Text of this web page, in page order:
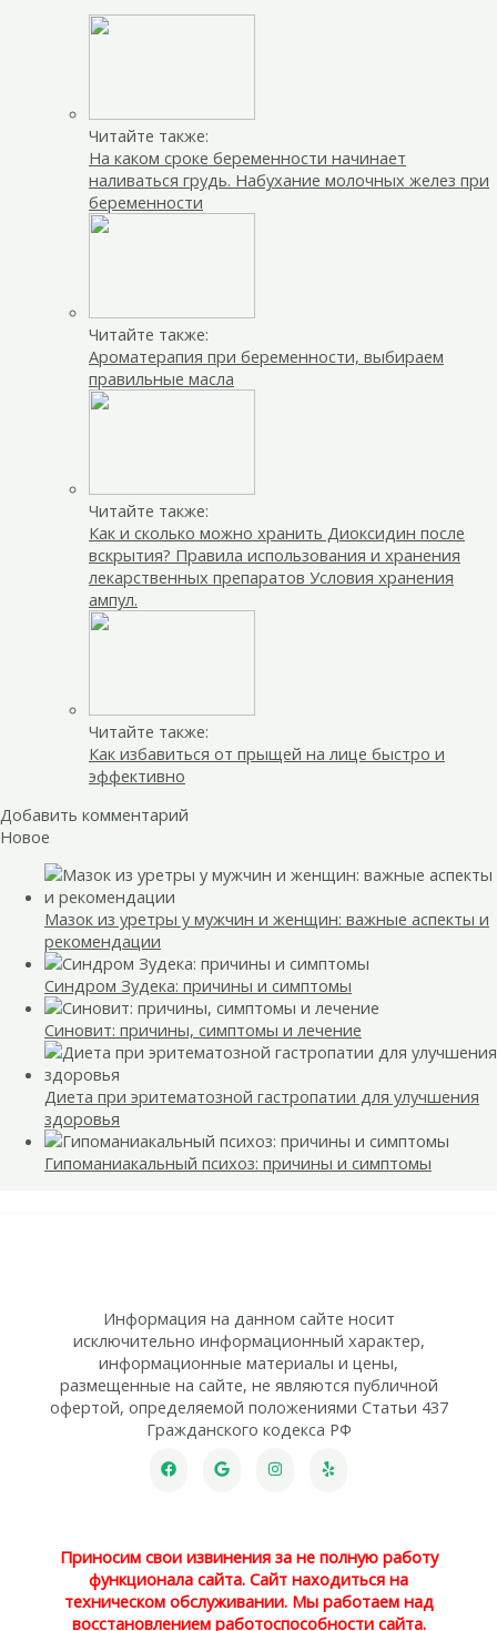
Читайте также:
На каком сроке беременности начинает
наливаться грудь. Набухание молочных желез при
беременности
Читайте также:
Ароматерапия при беременности, выбираем
правильные масла
Читайте также:
Как и сколько можно хранить Диоксидин после
вскрытия? Правила использования и хранения
лекарственных препаратов Условия хранения
ампул.
Читайте также:
Как избавиться от прыщей на лице быстро и
эффективно
Добавить комментарий
Новое
Мазок из уретры у мужчин и женщин: важные аспекты и
рекомендации
Синдром Зудека: причины и симптомы
Синовит: причины, симптомы и лечение
Диета при эритематозной гастропатии для улучшения
здоровья
Гипоманиакальный психоз: причины и симптомы
Информация на данном сайте носит
исключительно информационный характер,
информационные материалы и цены,
размещенные на сайте, не являются публичной
офертой, определяемой положениями Статьи 437
Гражданского кодекса РФ
Приносим свои извинения за не полную работу
функционала сайта. Сайт находиться на
техническом обслуживании. Мы работаем над
восстановлением работоспособности сайта.